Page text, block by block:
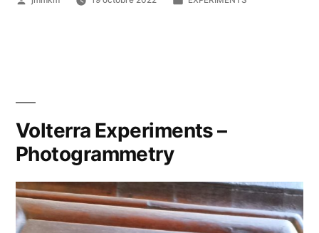
Volterra Experiments –
Photogrammetry